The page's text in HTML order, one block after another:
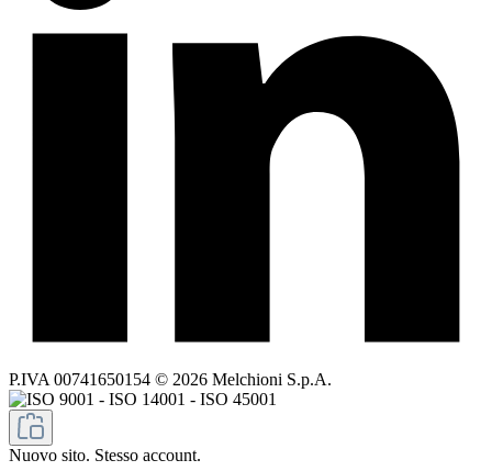
P.IVA 00741650154 © 2026 Melchioni S.p.A.
Nuovo sito. Stesso account.